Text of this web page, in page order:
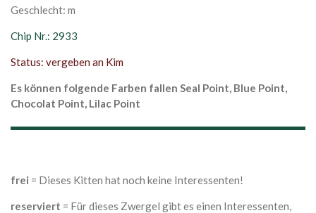
Geschlecht: m
Chip Nr.: 2933
Status: vergeben an Kim
Es können folgende Farben fallen Seal Point, Blue Point,
Chocolat Point, Lilac Point
frei = Dieses Kitten hat noch keine Interessenten!
reserviert = Für dieses Zwergel gibt es einen Interessenten,